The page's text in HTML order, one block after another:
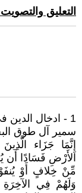
التعليق
1 - ادخال الدين في السياسة كان سبب فشل الدولة
سمير آل طوق البحراني ( 2020 /
إِنَّمَا جَزَاء
الأَرْضِ فَسَادًا أَن
مِّنْ خِلافٍ أَوْ
وَلَهُمْ فِي